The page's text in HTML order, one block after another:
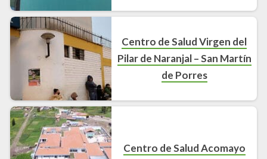
Centro de Salud Virgen del
Pilar de Naranjal – San Martín
de Porres
Centro de Salud Acomayo